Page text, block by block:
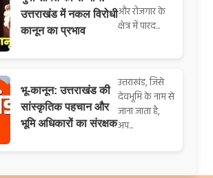
उत्तराखंड में नकल विरोधी
कानून का प्रभाव
और रोजगार के
क्षेत्र में पारद...
भू-कानून: उत्तराखंड की
सांस्कृतिक पहचान और
भूमि अधिकारों का संरक्षक
उत्तराखंड, जिसे
देवभूमि के नाम से
जाना जाता है,
अप...